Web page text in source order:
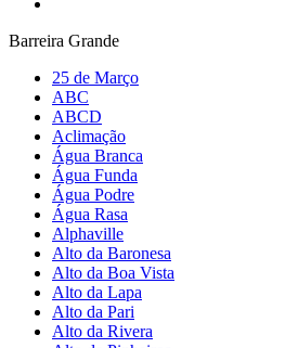
Barreira Grande
25 de Março
ABC
ABCD
Aclimação
Água Branca
Água Funda
Água Podre
Água Rasa
Alphaville
Alto da Baronesa
Alto da Boa Vista
Alto da Lapa
Alto da Pari
Alto da Rivera